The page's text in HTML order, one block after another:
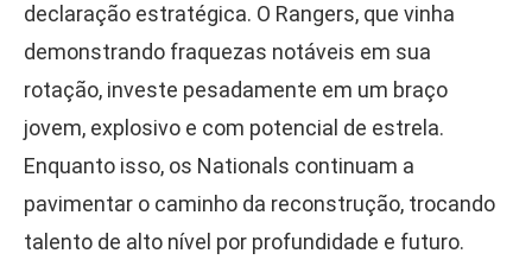
declaração estratégica. O Rangers, que vinha
demonstrando fraquezas notáveis em sua
rotação, investe pesadamente em um braço
jovem, explosivo e com potencial de estrela.
Enquanto isso, os Nationals continuam a
pavimentar o caminho da reconstrução, trocando
talento de alto nível por profundidade e futuro.